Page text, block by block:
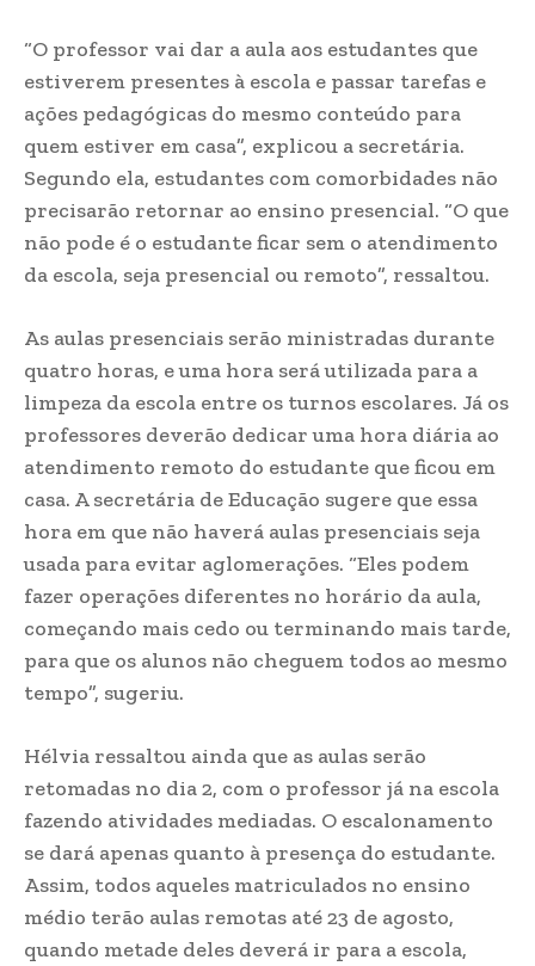
“O professor vai dar a aula aos estudantes que
estiverem presentes à escola e passar tarefas e
ações pedagógicas do mesmo conteúdo para
quem estiver em casa”, explicou a secretária.
Segundo ela, estudantes com comorbidades não
precisarão retornar ao ensino presencial. “O que
não pode é o estudante ficar sem o atendimento
da escola, seja presencial ou remoto”, ressaltou.
As aulas presenciais serão ministradas durante
quatro horas, e uma hora será utilizada para a
limpeza da escola entre os turnos escolares. Já os
professores deverão dedicar uma hora diária ao
atendimento remoto do estudante que ficou em
casa. A secretária de Educação sugere que essa
hora em que não haverá aulas presenciais seja
usada para evitar aglomerações. “Eles podem
fazer operações diferentes no horário da aula,
começando mais cedo ou terminando mais tarde,
para que os alunos não cheguem todos ao mesmo
tempo”, sugeriu.
Hélvia ressaltou ainda que as aulas serão
retomadas no dia 2, com o professor já na escola
fazendo atividades mediadas. O escalonamento
se dará apenas quanto à presença do estudante.
Assim, todos aqueles matriculados no ensino
médio terão aulas remotas até 23 de agosto,
quando metade deles deverá ir para a escola,